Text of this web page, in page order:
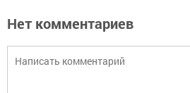
Нет комментариев